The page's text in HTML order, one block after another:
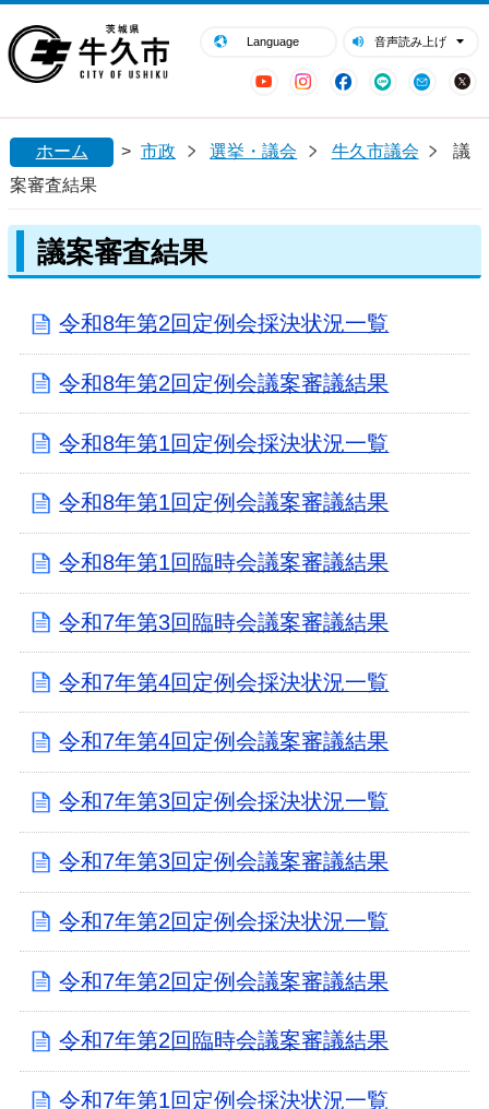
Language 音声読み上げ
YouTubeInstagram
Facebook
LINE Mail
閉じる
ホーム > 市政 選挙・議会 牛久市議会
議
案審査結果
議案審査結果
令和8年第2回定例会採決状況一覧
令和8年第2回定例会議案審議結果
令和8年第1回定例会採決状況一覧
令和8年第1回定例会議案審議結果
令和8年第1回臨時会議案審議結果
令和7年第3回臨時会議案審議結果
令和7年第4回定例会採決状況一覧
令和7年第4回定例会議案審議結果
令和7年第3回定例会採決状況一覧
令和7年第3回定例会議案審議結果
令和7年第2回定例会採決状況一覧
令和7年第2回定例会議案審議結果
令和7年第2回臨時会議案審議結果
令和7年第1回定例会採決状況一覧